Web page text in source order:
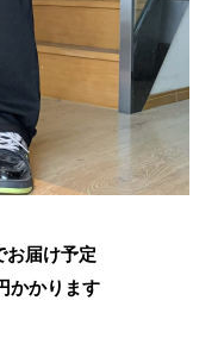
お届け予定
かかります